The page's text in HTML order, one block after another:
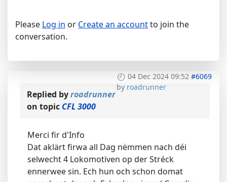
Please Log in or Create an accountto join the
conversation.
04 Dec 2024 09:52 #6069
by roadrunner
Replied byroadrunner
on topic CFL 3000
Merci fir d'Info
Dat aklärt firwa all Dag nëmmen nach déi
selwecht 4 Lokomotiven op der Stréck
ennerwee sin. Ech hun och schon domat